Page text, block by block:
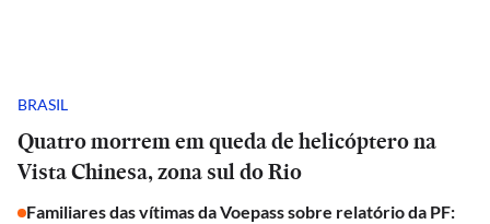
BRASIL
Quatro morrem em queda de helicóptero na
Vista Chinesa, zona sul do Rio
Familiares das vítimas da Voepass sobre relatório da PF: